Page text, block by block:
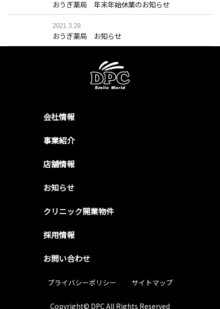
おうぎ薬局 年末年始休業のお知らせ
2021.3.29
おうぎ薬局 お知らせ
会社情報
事業紹介
店舗情報
お知らせ
クリニック開業物件
採用情報
お問い合わせ
プライバシーポリシー サイトマップ
Copyright© DPC All Rights Reserved